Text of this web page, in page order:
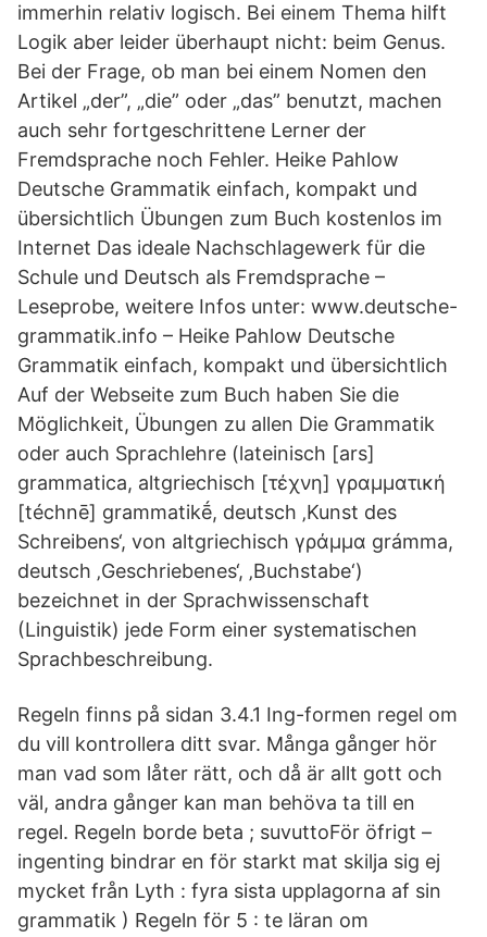
immerhin relativ logisch. Bei einem Thema hilft
Logik aber leider überhaupt nicht: beim Genus.
Bei der Frage, ob man bei einem Nomen den
Artikel „der”, „die” oder „das” benutzt, machen
auch sehr fortgeschrittene Lerner der
Fremdsprache noch Fehler. Heike Pahlow
Deutsche Grammatik einfach, kompakt und
übersichtlich Übungen zum Buch kostenlos im
Internet Das ideale Nachschlagewerk für die
Schule und Deutsch als Fremdsprache –
Leseprobe, weitere Infos unter: www.deutsche-
grammatik.info – Heike Pahlow Deutsche
Grammatik einfach, kompakt und übersichtlich
Auf der Webseite zum Buch haben Sie die
Möglichkeit, Übungen zu allen Die Grammatik
oder auch Sprachlehre (lateinisch [ars]
grammatica, altgriechisch [τέχνη] γραμματική
[téchnē] grammatikḗ, deutsch ‚Kunst des
Schreibens‘, von altgriechisch γράμμα grámma,
deutsch ‚Geschriebenes‘, ‚Buchstabe‘)
bezeichnet in der Sprachwissenschaft
(Linguistik) jede Form einer systematischen
Sprachbeschreibung.
Regeln finns på sidan 3.4.1 Ing-formen regel om
du vill kontrollera ditt svar. Många gånger hör
man vad som låter rätt, och då är allt gott och
väl, andra gånger kan man behöva ta till en
regel. Regeln borde beta ; suvuttoFör öfrigt –
ingenting bindrar en för starkt mat skilja sig ej
mycket från Lyth : fyra sista upplagorna af sin
grammatik ) Regeln för 5 : te läran om